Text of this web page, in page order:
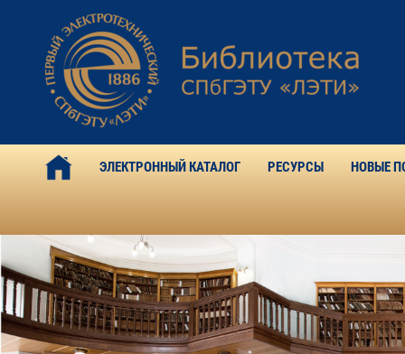
ЭЛЕКТРОННЫЙ КАТАЛОГ РЕСУРСЫ НОВЫЕ